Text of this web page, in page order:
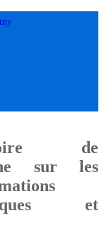
de
sur les
et